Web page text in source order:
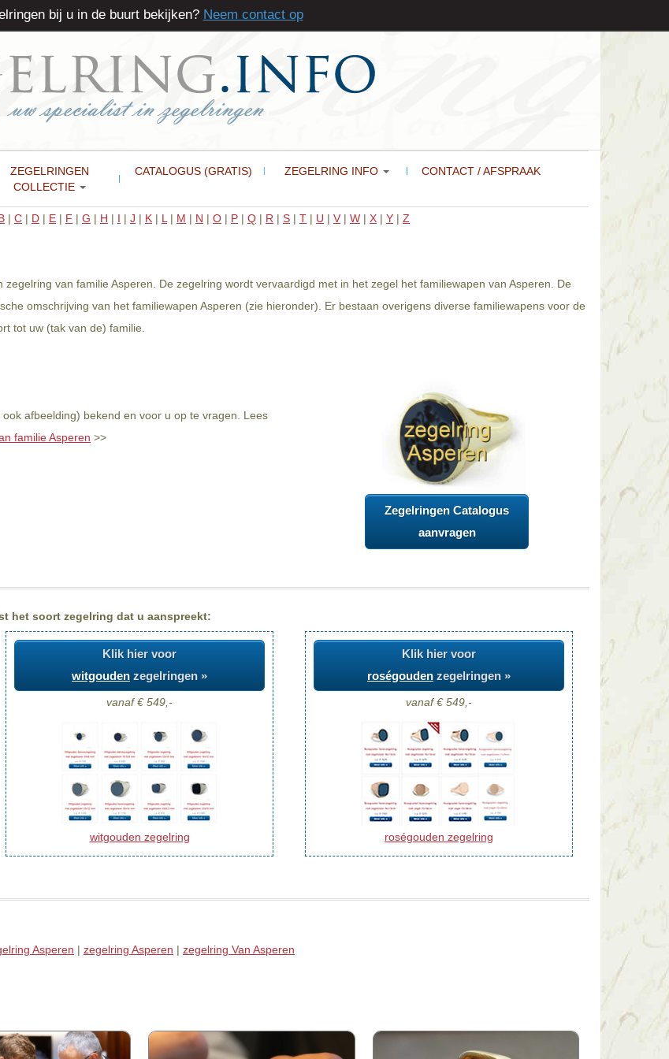
ZEGELRINGEN
COLLECTIE
CATALOGUS (GRATIS) ZEGELRING INFO CONTACT / AFSPRAAK
| C | D | E | F | G | H | I | J | K | L | M | N | O | P | Q | R | S | T | U | V | W | X | Y | Z
van familie Asperen. De zegelring wordt vervaardigd met in het zegel het familiewapen van Asperen. De
omschrijving van het familiewapen Asperen (zie hieronder). Er bestaan overigens diverse familiewapens voor de
tot uw (tak van de) familie.
afbeelding) bekend en voor u op te vragen. Lees
familie Asperen >>
Zegelringen Catalogus
aanvragen
het soort zegelring dat u aanspreekt:
Klik hier voor
witgouden zegelringen »
vanaf € 549,-
witgouden zegelring
Klik hier voor
roségouden zegelringen »
vanaf € 549,-
roségouden zegelring
Asperen | zegelring Asperen | zegelring Van Asperen
bij u in de buurt bekijken? Neem contact op